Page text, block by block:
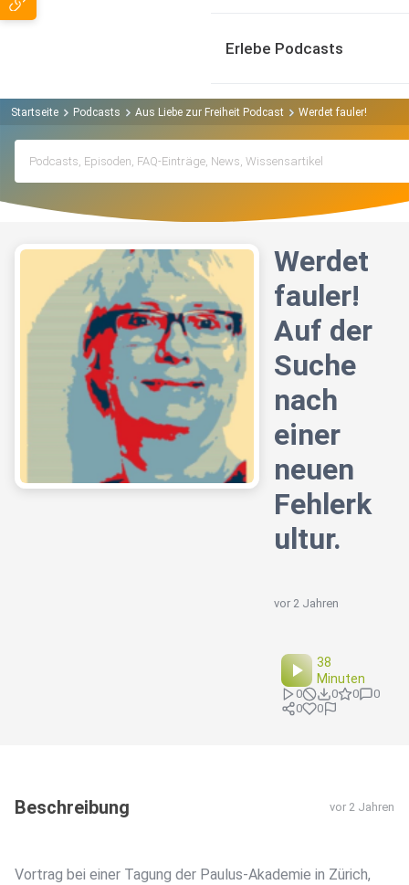
Erlebe Podcasts
Startseite Podcasts Aus Liebe zur Freiheit Podcast Werdet fauler! Auf der
Werdet
fauler!
Auf der
Suche
nach
einer
neuen
Fehlerk
ultur.
vor 2 Jahren
38
Minuten
0 0 0
0
0
0
Beschreibung vor 2 Jahren
Vortrag bei einer Tagung der Paulus-Akademie in Zürich,